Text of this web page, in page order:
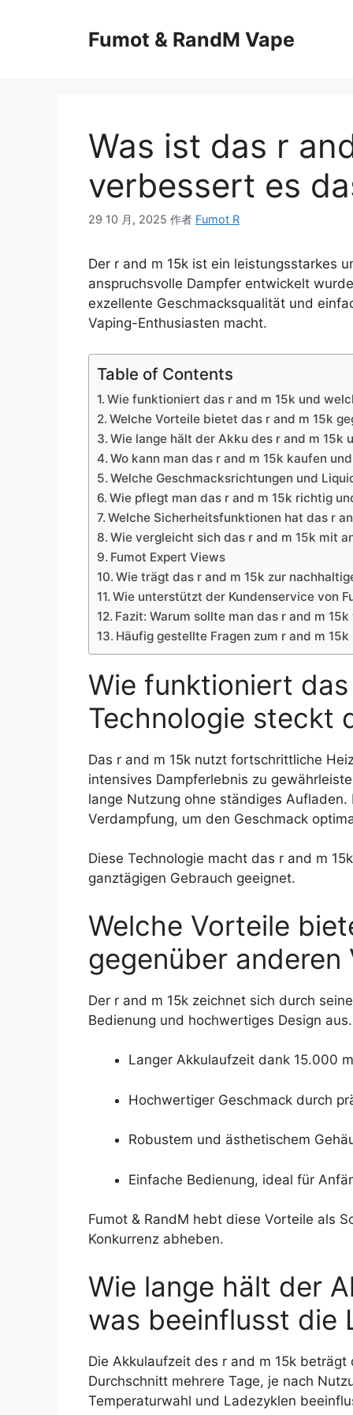
Fumot & RandM Vape
Was ist das r
verbessert es
29 10 月, 2025 作者 Fumot R
Der r and m 15k ist ein leistungsstarkes
anspruchsvolle Dampfer entwickelt
exzellente Geschmacksqualität und
Vaping-Enthusiasten macht.
Table of Contents
Wie funktioniert das r and m 15k und
Welche Vorteile bietet das r and m 15k
Wie lange hält der Akku des r and m 15k
Wo kann man das r and m 15k kaufen
Welche Geschmacksrichtungen und
Wie pflegt man das r and m 15k richtig
Welche Sicherheitsfunktionen hat das r
Wie vergleicht sich das r and m 15k mit
Fumot Expert Views
Wie trägt das r and m 15k zur
Wie unterstützt der Kundenservice von
Fazit: Warum sollte man das r and m 15k
Häufig gestellte Fragen zum r and m 15k
Wie funktioniert
Technologie steckt
Das r and m 15k nutzt fortschrittliche
intensives Dampferlebnis zu
lange Nutzung ohne ständiges
Verdampfung, um den Geschmack
Diese Technologie macht das r and m
ganztägigen Gebrauch geeignet.
Welche Vorteile
gegenüber anderen
Der r and m 15k zeichnet sich durch
Bedienung und hochwertiges Design
Langer Akkulaufzeit dank 15.000
Hochwertiger Geschmack durch
Robustem und ästhetischem
Einfache Bedienung, ideal für
Fumot & RandM hebt diese Vorteile als
Konkurrenz abheben.
Wie lange hält der
was beeinflusst die
Die Akkulaufzeit des r and m 15k
Durchschnitt mehrere Tage, je nach
Temperaturwahl und Ladezyklen